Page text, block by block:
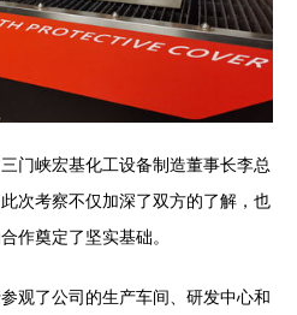
门峡宏基化工设备制造董事长李总
次考察不仅加深了双方的了解，也
作奠定了坚实基础。
观了公司的生产车间、研发中心和